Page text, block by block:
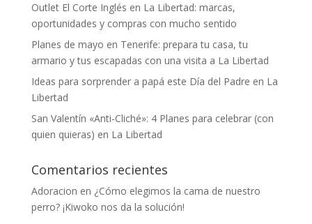
Outlet El Corte Inglés en La Libertad: marcas,
oportunidades y compras con mucho sentido
Planes de mayo en Tenerife: prepara tu casa, tu
armario y tus escapadas con una visita a La Libertad
Ideas para sorprender a papá este Día del Padre en La
Libertad
San Valentín «Anti-Cliché»: 4 Planes para celebrar (con
quien quieras) en La Libertad
Comentarios recientes
Adoracion en ¿Cómo elegimos la cama de nuestro
perro? ¡Kiwoko nos da la solución!